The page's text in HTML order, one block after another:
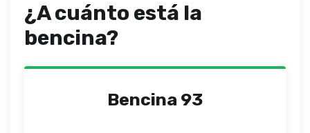
¿A cuánto está la
bencina?
Bencina 93